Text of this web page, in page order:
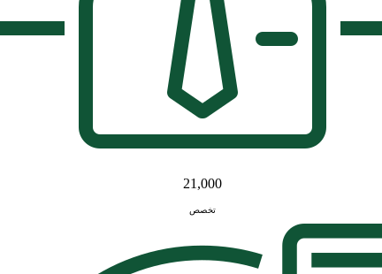
21,000
تخصص